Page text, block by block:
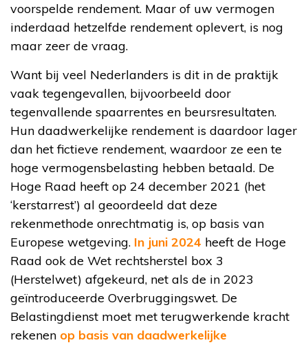
voorspelde rendement. Maar of uw vermogen
inderdaad hetzelfde rendement oplevert, is nog
maar zeer de vraag.
Want bij veel Nederlanders is dit in de praktijk
vaak tegengevallen, bijvoorbeeld door
tegenvallende spaarrentes en beursresultaten.
Hun daadwerkelijke rendement is daardoor lager
dan het fictieve rendement, waardoor ze een te
hoge vermogensbelasting hebben betaald. De
Hoge Raad heeft op 24 december 2021 (het
‘kerstarrest’) al geoordeeld dat deze
rekenmethode onrechtmatig is, op basis van
Europese wetgeving. In juni 2024 heeft de Hoge
Raad ook de Wet rechtsherstel box 3
(Herstelwet) afgekeurd, net als de in 2023
geïntroduceerde Overbruggingswet. De
Belastingdienst moet met terugwerkende kracht
rekenen op basis van daadwerkelijke